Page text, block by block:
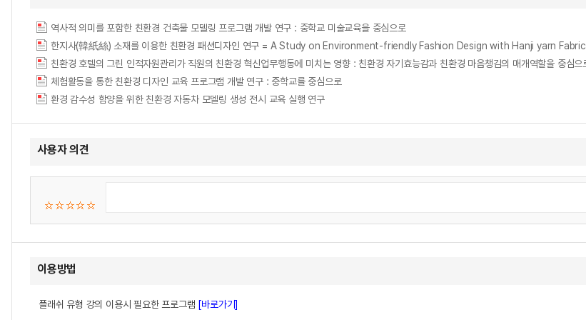
역사적 의미를 포함한 친환경 건축물 모델링 프로그램 개발 연구 : 중학교 미술교육을 중심으로
한지사(韓紙絲) 소재를 이용한 친환경 패션디자인 연구 = A Study on Environment-friendly Fashion Design with Hanji yarn Fabric
체험활동을 통한 친환경 디자인 교육 프로그램 개발 연구 : 중학교를 중심으로
환경 감수성 함양을 위한 친환경 자동차 모델링 생성 전시 교육 실행 연구
사용자 의견
이용방법
플래쉬 유형 강의 이용시 필요한 프로그램 [바로가기]